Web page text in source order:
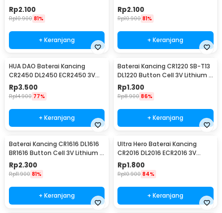
PCS
Rp2.100
Rp10.900 81%
+ Keranjang
Lithium 1 PCS
Rp2.100
Rp10.900 81%
+ Keranjang
HUA DAO Baterai Kancing
CR2450 DL2450 ECR2450 3V
Lithium 1 PCS
Rp3.500
Rp14.900 77%
+ Keranjang
Baterai Kancing CR1220 SB-T13
DL1220 Button Cell 3V Lithium 1
PCS
Rp1.300
Rp8.900 86%
+ Keranjang
Baterai Kancing CR1616 DL1616
BR1616 Button Cell 3V Lithium 1
PCS
Rp2.300
Rp11.900 81%
+ Keranjang
Ultra Hero Baterai Kancing
CR2016 DL2016 ECR2016 3V
Lithium 1 PCS
Rp1.800
Rp10.900 84%
+ Keranjang